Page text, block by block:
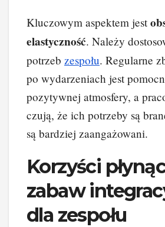
Kluczowym aspektem jest
elastyczność. Należy
potrzeb zespołu. Regularne
po wydarzeniach jest
pozytywnej atmosfery, a
czują, że ich potrzeby są
są bardziej zaangażowani.
Korzyści
zabaw
dla zespołu